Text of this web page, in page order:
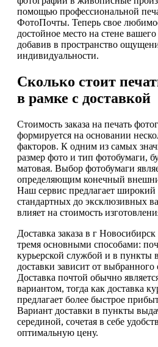
помощью профессиональной
ФотоПочты. Теперь свое
достойное место на стене
добавив в пространство
индивидуальности.
Сколько стоит
в рамке с доставкой
Стоимость заказа на печать
формируется на основании
факторов. К одним из самых
размер фото и тип фотобумаги,
матовая. Выбор фотобумаги
определяющим конечный
Наш сервис предлагает
стандартных до эксклюзивных
влияет на стоимость
Доставка заказа в г
тремя основными способами:
курьерской службой и в пункты
доставки зависит от выбранного
Доставка почтой обычно
вариантом, тогда как доставка
предлагает более быстрое
Вариант доставки в пункты
серединой, сочетая в себе
оптимальную цену.